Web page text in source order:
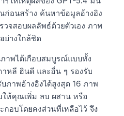
ก่อนสร้าง ค้นหาข้อมูลอ้างอิง
วจสอบผลลัพธ์ด้วยตัวเอง ภาพ
ย่างใกล้ชิด
าพได้เกือบสมบูรณ์แบบทั้ง
หลี ฮินดี และอื่น ๆ รองรับ
ภาพอ้างอิงได้สูงสุด 16 ภาพ
ให้คุณเพิ่ม ลบ ผสาน หรือ
กอบโดยคงส่วนที่เหลือไว้ จึง